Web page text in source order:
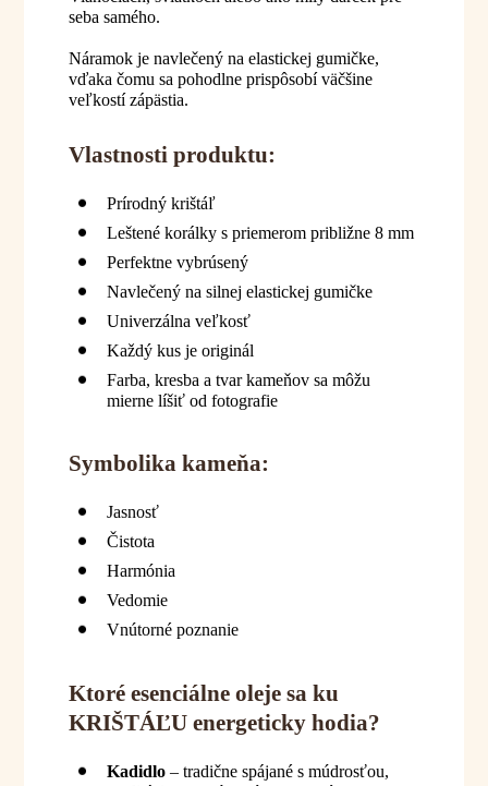
seba samého.
Náramok je navlečený na elastickej gumičke,
vďaka čomu sa pohodlne prispôsobí väčšine
veľkostí zápästia.
Vlastnosti produktu:
Prírodný krištáľ
Leštené korálky s priemerom približne 8 mm
Perfektne vybrúsený
Navlečený na silnej elastickej gumičke
Univerzálna veľkosť
Každý kus je originál
Farba, kresba a tvar kameňov sa môžu
mierne líšiť od fotografie
Symbolika kameňa:
Jasnosť
Čistota
Harmónia
Vedomie
Vnútorné poznanie
Ktoré esenciálne oleje sa ku
KRIŠTÁĽU energeticky hodia?
Kadidlo– tradične spájané s múdrosťou,